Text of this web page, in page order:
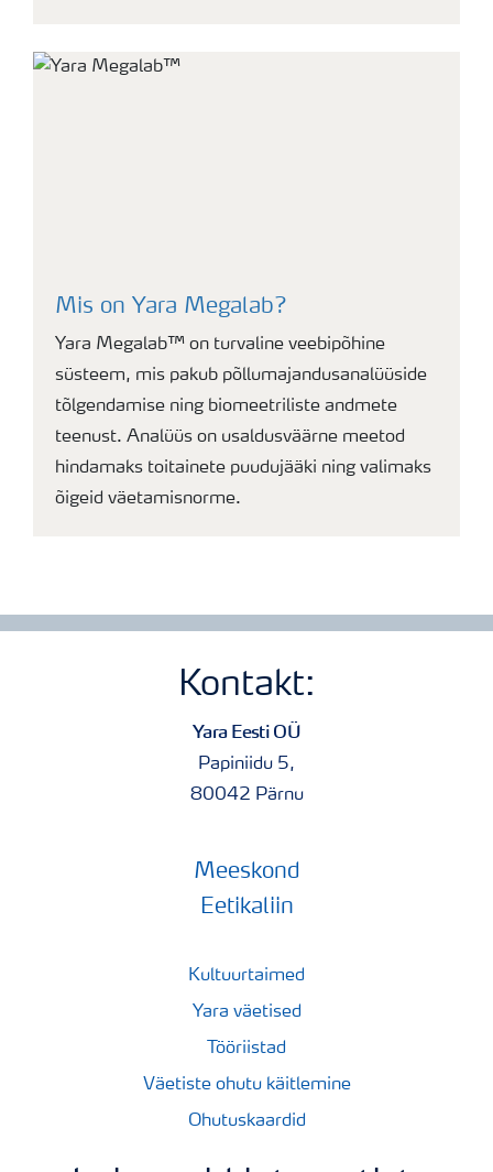
Mis on Yara Megalab?
Yara Megalab™ on turvaline veebipõhine
süsteem, mis pakub põllumajandusanalüüside
tõlgendamise ning biomeetriliste andmete
teenust. Analüüs on usaldusväärne meetod
hindamaks toitainete puudujääki ning valimaks
õigeid väetamisnorme.
Kontakt:
Yara Eesti OÜ
Papiniidu 5,
80042 Pärnu
Meeskond
Eetikaliin
Kultuurtaimed
Yara väetised
Tööriistad
Väetiste ohutu käitlemine
Ohutuskaardid